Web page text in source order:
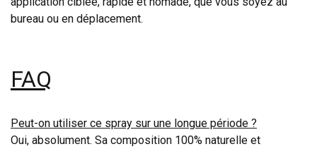
bureau ou en déplacement.
FAQ
Peut-on utiliser ce spray sur une longue période ?
Oui, absolument. Sa composition 100% naturelle et